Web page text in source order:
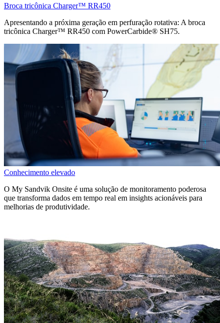
Broca tricônica Charger™ RR450
Apresentando a próxima geração em perfuração rotativa: A broca
tricônica Charger™ RR450 com PowerCarbide® SH75.
Conhecimento elevado
O My Sandvik Onsite é uma solução de monitoramento poderosa
que transforma dados em tempo real em insights acionáveis para
melhorias de produtividade.